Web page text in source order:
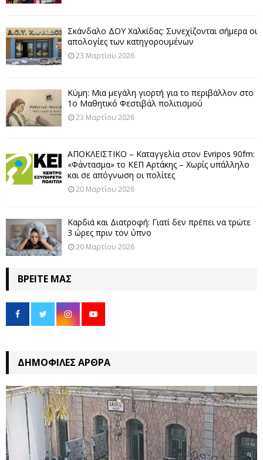
Σκάνδαλο ΔΟΥ Χαλκίδας: Συνεχίζονται σήμερα οι
απολογίες των κατηγορουμένων
23 Μαρτίου 2026
Κύμη: Μια μεγάλη γιορτή για το περιβάλλον στο
1ο Μαθητικό Φεστιβάλ πολιτισμού
23 Μαρτίου 2026
ΑΠΟΚΛΕΙΣΤΙΚΟ – Καταγγελία στον Evripos 90fm:
«Φάντασμα» το ΚΕΠ Αρτάκης – Χωρίς υπάλληλο
και σε απόγνωση οι πολίτες
20 Μαρτίου 2026
Καρδιά και Διατροφή: Γιατί δεν πρέπει να τρώτε
3 ώρες πριν τον ύπνο
20 Μαρτίου 2026
ΒΡΕΊΤΕ ΜΑΣ
ΔΗΜΟΦΙΛΈΣ ΆΡΘΡΑ